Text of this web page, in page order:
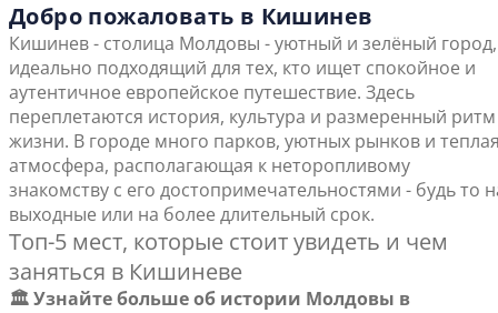
Добро пожаловать в Кишинев
Кишинев - столица Молдовы - уютный и зелёный город,
идеально подходящий для тех, кто ищет спокойное и
аутентичное европейское путешествие. Здесь
переплетаются история, культура и размеренный ритм
жизни. В городе много парков, уютных рынков и
атмосфера, располагающая к неторопливому
знакомству с его достопримечательностями - будь то
выходные или на более длительный срок.
Топ-5 мест, которые стоит увидеть и чем
заняться в Кишиневе
🏛️ Узнайте больше об истории Молдовы в